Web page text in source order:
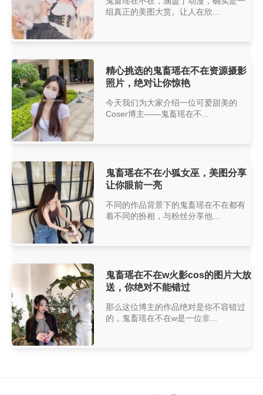
组真正的美图大赏。让人在欣...
精心挑选的鬼畜瑶在不在资源摄影
照片，绝对让你惊艳
今天我们为大家介绍一位可爱甜美的
Coser博主——鬼畜瑶在不...
鬼畜瑶在不在小狐女巫，美图分享
让你眼前一亮
不同的作品背景下的鬼畜瑶在不在都有
着不同的扮相，与粉丝分享他...
鬼畜瑶在不在w火影cos的图片大放
送，你绝对不能错过
那么这位博主的作品绝对是你不容错过
的，鬼畜瑶在不在w是一位非...